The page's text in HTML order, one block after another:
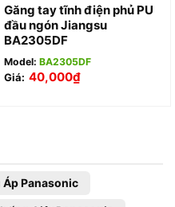
Găng tay tĩnh điện phủ PU
đầu ngón Jiangsu
BA2305DF
Model: BA2305DF
Giá: 40,000₫
Áp Panasonic